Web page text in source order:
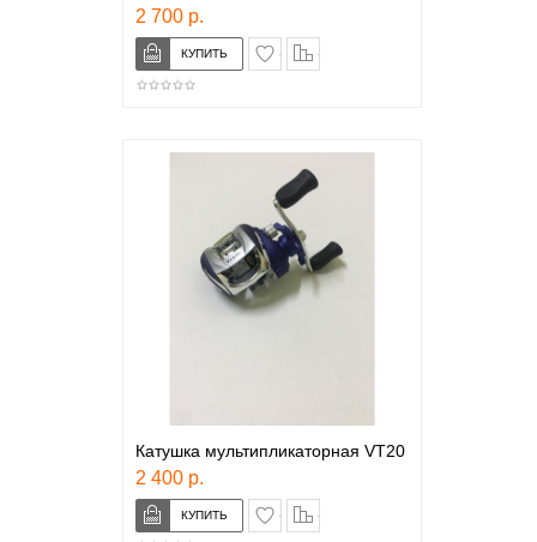
2 700 р.
в закладки
Катушка мультипликаторная VT20
2 400 р.
в закладки